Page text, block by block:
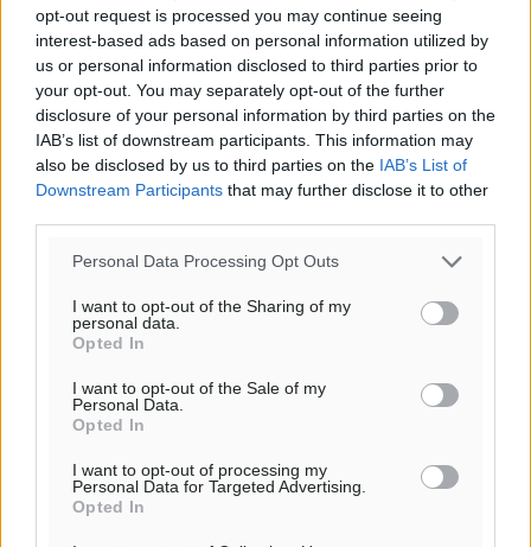
opt-out request is processed you may continue seeing
interest-based ads based on personal information utilized by
us or personal information disclosed to third parties prior to
your opt-out. You may separately opt-out of the further
disclosure of your personal information by third parties on the
IAB’s list of downstream participants. This information may
also be disclosed by us to third parties on the IAB’s List of
Downstream Participants that may further disclose it to other
Personal Data Processing Opt Outs
I want to opt-out of the Sharing of my
personal data.
Opted In
I want to opt-out of the Sale of my
Personal Data.
Opted In
I want to opt-out of processing my
Personal Data for Targeted Advertising.
Opted In
Ροή ειδήσεων
Αποκαλυπτήρια για την «Ατζέντα 2030» από το βήμα
της ΔΕΘ
Ειδήσεις • πριν 48 λεπτά
επιστημονικό ενδιαφέρον
Πολιτιστικά• πριν 1 ώρα
Σεπτέμβριο η Όλγα Κεφαλογιάννη
Τοπικές Ειδήσεις
Γιώργος Χατζημάρκος: Στηρίζουμε τις εκδηλώσεις
που γίνονται στα νησιά μας γιατί ο πολιτισμός είναι